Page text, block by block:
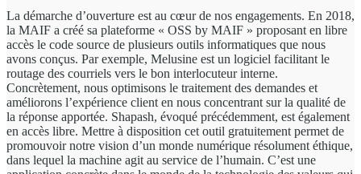
La démarche d’ouverture est au cœur de nos engagements. En 2018,
la MAIF a créé sa plateforme « OSS by MAIF » proposant en libre
accès le code source de plusieurs outils informatiques que nous
avons conçus. Par exemple, Melusine est un logiciel facilitant le
routage des courriels vers le bon interlocuteur interne.
Concrètement, nous optimisons le traitement des demandes et
améliorons l’expérience client en nous concentrant sur la qualité de
la réponse apportée. Shapash, évoqué précédemment, est également
en accès libre. Mettre à disposition cet outil gratuitement permet de
promouvoir notre vision d’un monde numérique résolument éthique,
dans lequel la machine agit au service de l’humain. C’est une